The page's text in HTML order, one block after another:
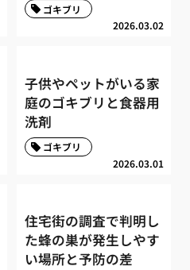
2026.03.02
ゴキブリ
子供やペットがいる家
庭のゴキブリと食器用
洗剤
2026.03.01
ゴキブリ
住宅街の調査で判明し
た蜂の巣が発生しやす
い場所と予防の差